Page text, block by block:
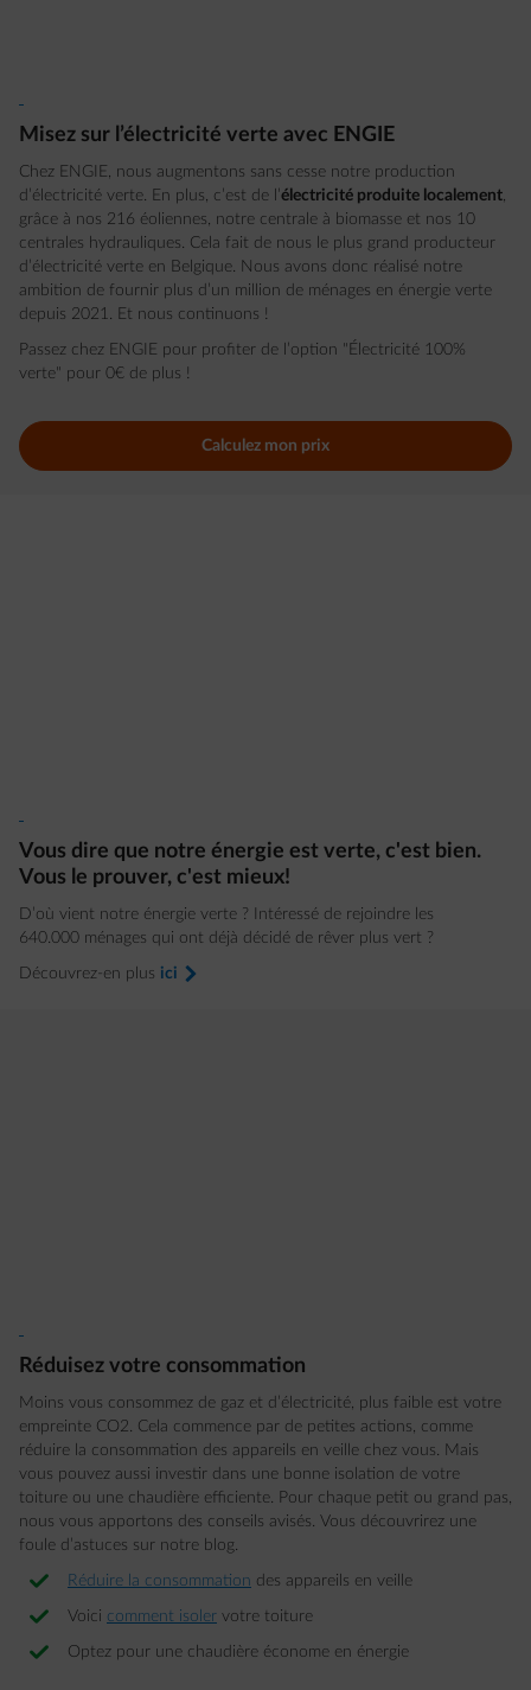
Misez sur l’électricité verte avec ENGIE
Chez ENGIE, nous augmentons sans cesse notre production
d’électricité verte. En plus, c’est de l’électricité produite localement,
grâce à nos 216 éoliennes, notre centrale à biomasse et nos 10
centrales hydrauliques. Cela fait de nous le plus grand producteur
d’électricité verte en Belgique. Nous avons donc réalisé notre
ambition de fournir plus d’un million de ménages en énergie verte
depuis 2021. Et nous continuons !
Passez chez ENGIE pour profiter de l’option "Électricité 100%
verte" pour 0€ de plus !
Calculez mon prix
Vous dire que notre énergie est verte, c'est bien.
Vous le prouver, c'est mieux!
D’où vient notre énergie verte ? Intéressé de rejoindre les
640.000 ménages qui ont déjà décidé de rêver plus vert ?
Découvrez-en plus ici arrow-right
Réduisez votre consommation
Moins vous consommez de gaz et d’électricité, plus faible est votre
empreinte CO2. Cela commence par de petites actions, comme
réduire la consommation des appareils en veille chez vous. Mais
vous pouvez aussi investir dans une bonne isolation de votre
toiture ou une chaudière efficiente. Pour chaque petit ou grand pas,
nous vous apportons des conseils avisés. Vous découvrirez une
foule d’astuces sur notre blog.
Réduire la consommation des appareils en veille
Voici comment isoler votre toiture
Optez pour une chaudière économe en énergie